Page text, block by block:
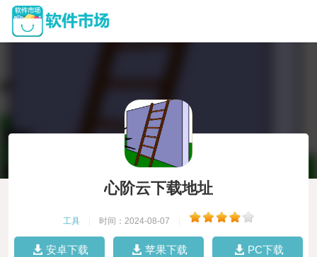
心阶云下载地址
工具 时间：2024-08-07
安卓下载 苹果下载 PC下载